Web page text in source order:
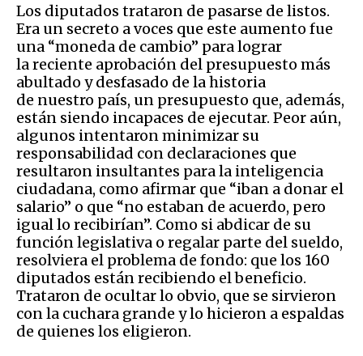
Los diputados trataron de pasarse de listos.
Era un secreto a voces que este aumento fue
una “moneda de cambio” para lograr
la reciente aprobación del presupuesto más
abultado y desfasado de la historia
de nuestro país, un presupuesto que, además,
están siendo incapaces de ejecutar. Peor aún,
algunos intentaron minimizar su
responsabilidad con declaraciones que
resultaron insultantes para la inteligencia
ciudadana, como afirmar que “iban a donar el
salario” o que “no estaban de acuerdo, pero
igual lo recibirían”. Como si abdicar de su
función legislativa o regalar parte del sueldo,
resolviera el problema de fondo: que los 160
diputados están recibiendo el beneficio.
Trataron de ocultar lo obvio, que se sirvieron
con la cuchara grande y lo hicieron a espaldas
de quienes los eligieron.